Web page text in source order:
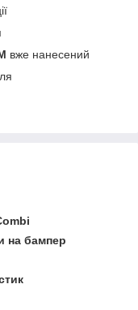
вже нанесений
на бампер